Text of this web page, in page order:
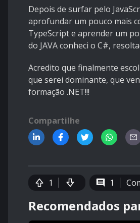
Depois de surfar pelo
aprofundar um pouco mais
TypeScript e aprender um
do JAVA conheci o C#,
Acredito que finalmente
que serei dominante, que
formação .NET!!!
Compartilhe
1 1
Recomendados